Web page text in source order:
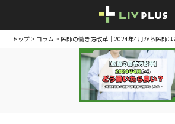
トップ > コラム > 医師の働き方改革｜2024年4月から医師は